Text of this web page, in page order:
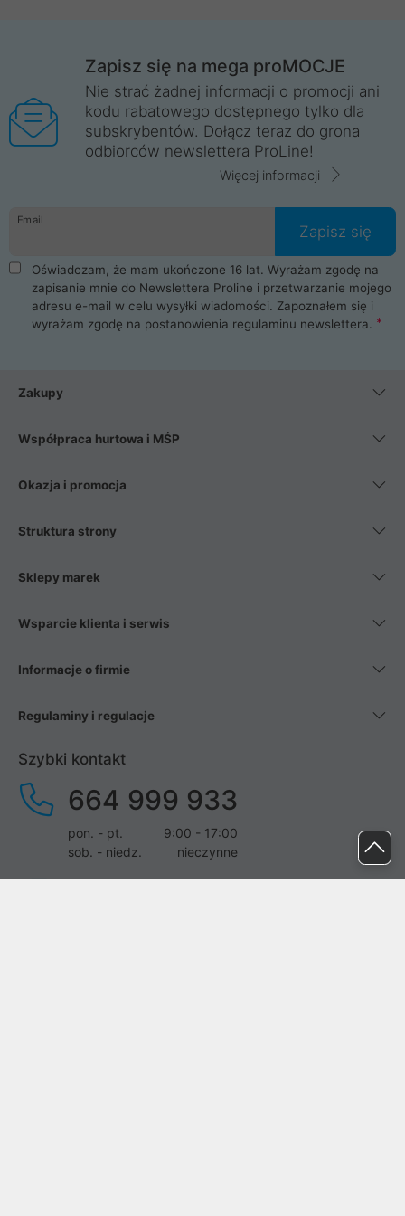
Zapisz się na mega proMOCJE
Nie strać żadnej informacji o promocji ani
kodu rabatowego dostępnego tylko dla
subskrybentów. Dołącz teraz do grona
odbiorców newslettera ProLine!
Więcej informacji
Email
Zapisz się
Oświadczam, że mam ukończone 16 lat. Wyrażam zgodę na
zapisanie mnie do Newslettera Proline i przetwarzanie mojego
adresu e-mail w celu wysyłki wiadomości. Zapoznałem się i
wyrażam zgodę na postanowienia regulaminu newslettera.
Zakupy
Współpraca hurtowa i MŚP
Okazja i promocja
Struktura strony
Sklepy marek
Wsparcie klienta i serwis
Informacje o firmie
Regulaminy i regulacje
Szybki kontakt
664 999 933
pon. - pt.
9:00 - 17:00
sob. - niedz.
nieczynne